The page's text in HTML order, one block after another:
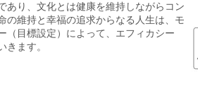
あり、文化とは​健康を維持しながらコン
の維持と幸福の追求からなる人生は、モ
（目標設定）によって
​エフィカシー
きます。